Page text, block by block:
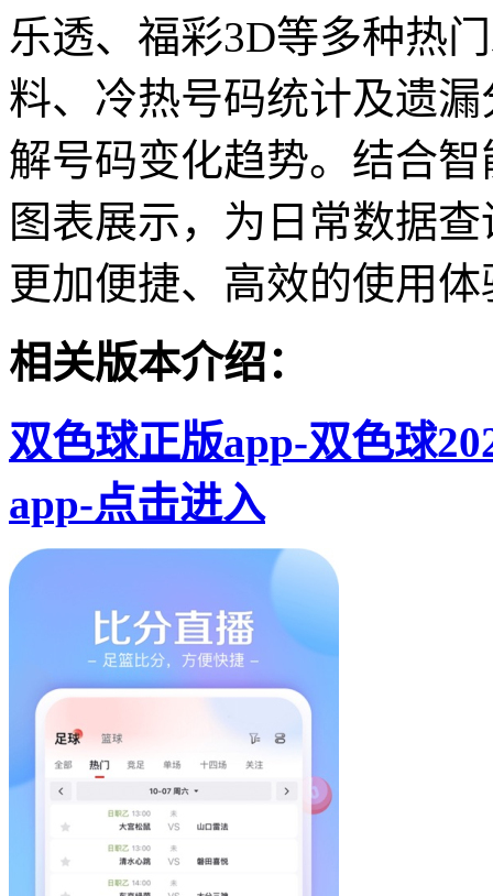
乐透、福彩3D等多种热
料、冷热号码统计及遗
解号码变化趋势。结合
图表展示，为日常数据
更加便捷、高效的使用体
相关版本介绍：
双色球正版app-双色球
app-点击进入